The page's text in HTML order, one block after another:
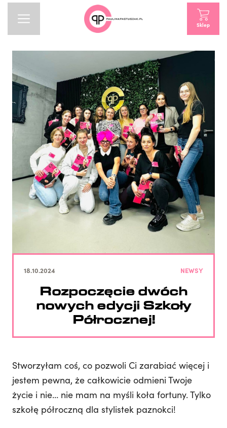
Sklep
18.10.2024 NEWSY
Rozpoczęcie dwóch
nowych edycji Szkoły
Półrocznej!
Stworzyłam coś, co pozwoli Ci zarabiać więcej i
jestem pewna, że całkowicie odmieni Twoje
życie i nie… nie mam na myśli koła fortuny. Tylko
szkołę półroczną dla stylistek paznokci!